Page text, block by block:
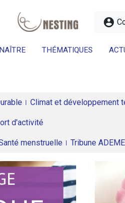
account_circle
THÉMATIQUES
Climat et développement
d'activité
menstruelle Tribune ADEME